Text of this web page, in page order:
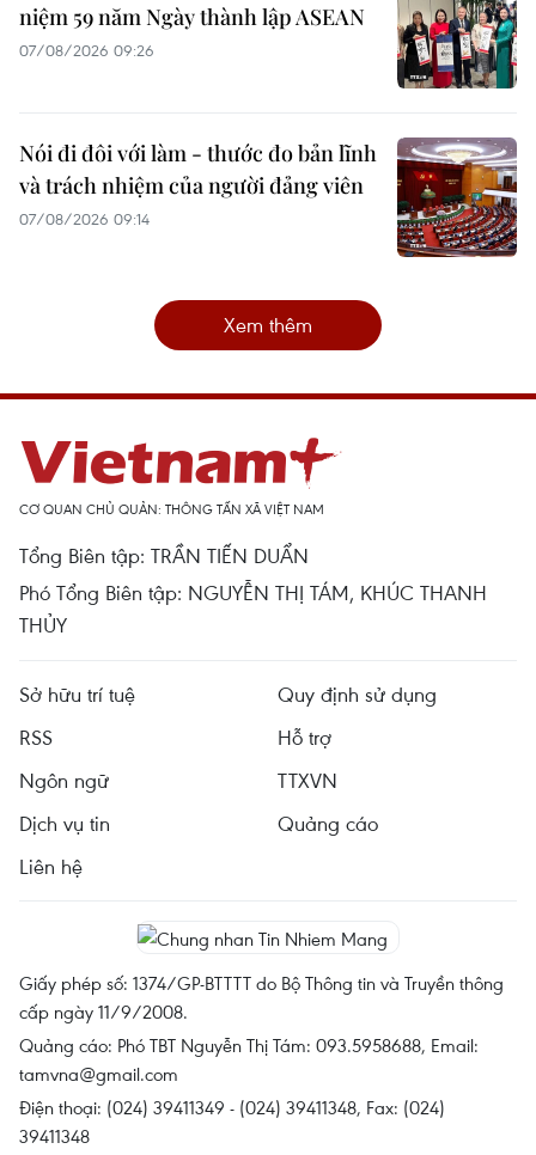
niệm 59 năm Ngày thành lập ASEAN
07/08/2026 09:26
Nói đi đôi với làm - thước đo bản lĩnh
và trách nhiệm của người đảng viên
07/08/2026 09:14
Xem thêm
CƠ QUAN CHỦ QUẢN: THÔNG TẤN XÃ VIỆT NAM
Tổng Biên tập: TRẦN TIẾN DUẨN
Phó Tổng Biên tập: NGUYỄN THỊ TÁM, KHÚC THANH
THỦY
Sở hữu trí tuệ
Quy định sử dụng
RSS
Hỗ trợ
Ngôn ngữ
TTXVN
Dịch vụ tin
Quảng cáo
Liên hệ
Giấy phép số: 1374/GP-BTTTT do Bộ Thông tin và Truyền thông
cấp ngày 11/9/2008.
Quảng cáo: Phó TBT Nguyễn Thị Tám: 093.5958688, Email:
tamvna@gmail.com
Điện thoại: (024) 39411349 - (024) 39411348, Fax: (024)
39411348